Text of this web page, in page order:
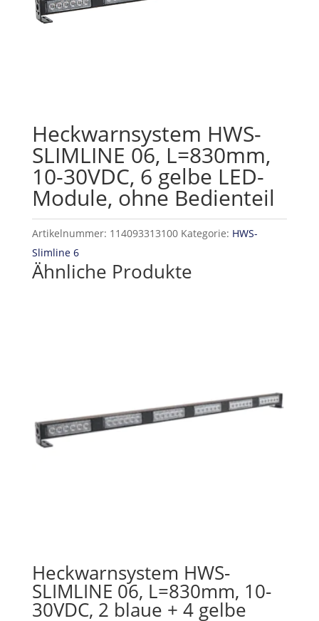
Heckwarnsystem HWS-
SLIMLINE 06, L=830mm,
10-30VDC, 6 gelbe LED-
Module, ohne Bedienteil
Artikelnummer: 114093313100 Kategorie: HWS-
Slimline 6
Ähnliche Produkte
Heckwarnsystem HWS-
SLIMLINE 06, L=830mm, 10-
30VDC, 2 blaue + 4 gelbe